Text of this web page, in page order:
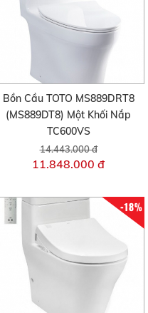
Bồn Cầu TOTO MS889DRT8
(MS889DT8) Một Khối Nắp
TC600VS
14.443.000 đ
11.848.000 đ
-18%